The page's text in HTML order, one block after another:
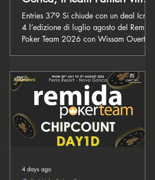
la classifica a squadre!
Entries 379 Si chiude con un deal Icm a
4 l’edizione di luglio agosto del Remida
Poker Team 2026 con Wissam Ouertani
Team Bullpay in seconda piazza dietro
al team Panteri e davanti al Team 121.
In quarta piazza finisce Vladimir Lappo
che manca il podio che avrebbe
significato altri 20 punti e la seconda
piazza con il Team di Ouertani per il
suo Triglar Nuts! Qui tutta la cronaca
4 days ago